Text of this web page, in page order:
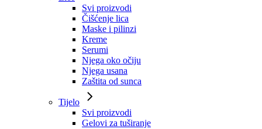
Svi proizvodi
Čišćenje lica
Maske i pilinzi
Kreme
Serumi
Njega oko očiju
Njega usana
Zaštita od sunca
Tijelo
Svi proizvodi
Gelovi za tuširanje